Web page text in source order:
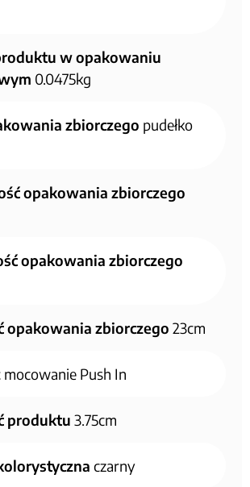
w opakowaniu
0.0475kg
zbiorczego pudełko
opakowania zbiorczego
opakowania zbiorczego
opakowania zbiorczego 23cm
mocowanie Push In
produktu 3.75cm
czarny